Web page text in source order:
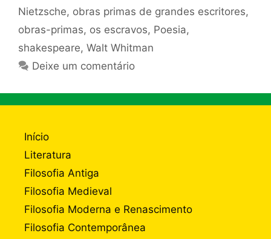
Nietzsche, obras primas de grandes escritores,
obras-primas, os escravos, Poesia,
shakespeare, Walt Whitman
Deixe um comentário
Início
Literatura
Filosofia Antiga
Filosofia Medieval
Filosofia Moderna e Renascimento
Filosofia Contemporânea